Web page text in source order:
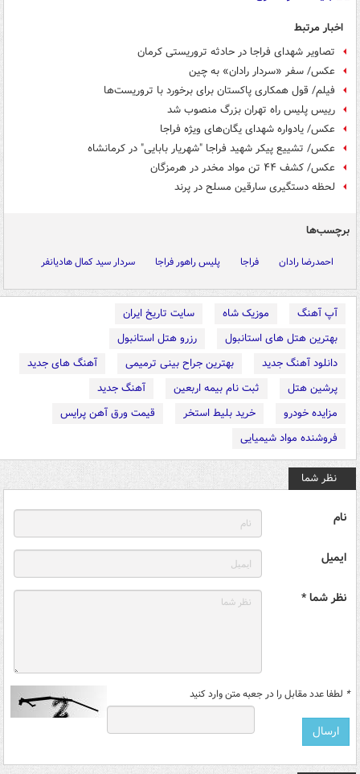
اخبار مرتبط
تصاویر شهدای فراجا در حادثه تروریستی کرمان
عکس/ سفر «سردار رادان» به چین
فیلم/ قول همکاری پاکستان برای برخورد با تروریست‌ها
رییس پلیس راه تهران بزرگ منصوب شد
عکس/ یادواره شهدای یگان‌های ویژه فراجا
عکس/ تشییع پیکر شهید فراجا "شهریار بابایی" در کرمانشاه
عکس/ کشف ۴۴ تن مواد مخدر در هرمزگان
لحظه دستگیری سارقین مسلح در پرند
برچسب‌ها
احمدرضا رادان فراجا پلیس راهور فراجا سردار سید کمال هادیانفر
آپ آهنگ موزیک شاه
سایت تاریخ ایران
بهترین هتل های استانبول
رزرو هتل استانبول
دانلود آهنگ جدید
بهترین جراح بینی ترمیمی
آهنگ های جدید
پرشین هتل
ثبت نام بیمه اربعین
آهنگ جدید
مزایده خودرو
خرید بلیط استخر
قیمت ورق آهن پرایس
فروشنده مواد شیمیایی
نظر شما
نام
ایمیل
نظر شما *
* لطفا عدد مقابل را در جعبه متن وارد کنید